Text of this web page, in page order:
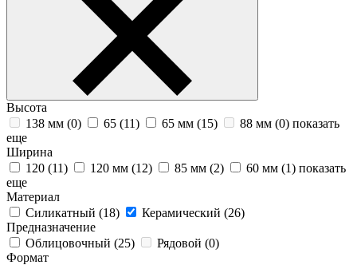
Высота
138 мм (0) 65 (11) 65 мм (15) 88 мм (0) показать
еще
Ширина
120 (11) 120 мм (12) 85 мм (2) 60 мм (1) показать
еще
Материал
Силикатный (18) Керамический (26)
Предназначение
Облицовочный (25) Рядовой (0)
Формат